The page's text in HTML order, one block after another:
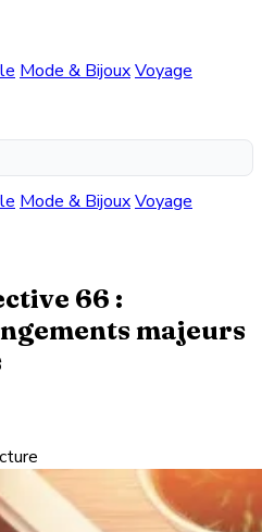
Mode & BijouxVoyage
Mode & BijouxVoyage
66 :
majeurs